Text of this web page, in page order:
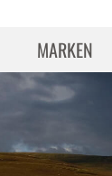
MARKEN